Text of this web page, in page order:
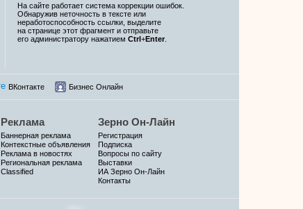
На сайте работает система коррекции ошибок.
Обнаружив неточность в тексте или
неработоспособность ссылки, выделите
на странице этот фрагмент и отправьте
его администратору нажатием Ctrl+Enter
ВКонтакте Бизнес Онлайн
Реклама
Баннерная реклама
Контекстные объявления
Реклама в новостях
Региональная реклама
Classified
Зерно Он-Лайн
Регистрация
Подписка
Вопросы по сайту
Выставки
ИА Зерно Он-Лайн
Контакты